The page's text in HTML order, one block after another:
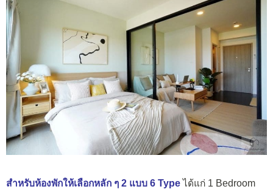
สำหรับห้องพักให้เลือกหลัก ๆ 2 แบบ 6 Type ได้แก่ 1 Bedroom